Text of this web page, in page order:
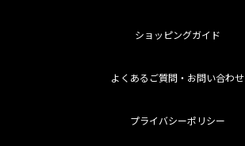
ショッピングガイド
よくあるご質問・お問い合わせ
プライバシーポリシー